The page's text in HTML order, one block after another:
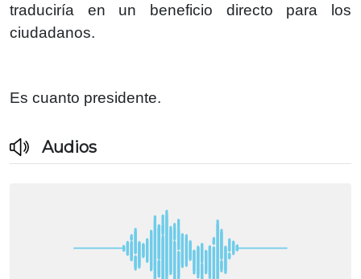
traduciría en un beneficio directo para los
ciudadanos.
Es cuanto presidente.
Audios